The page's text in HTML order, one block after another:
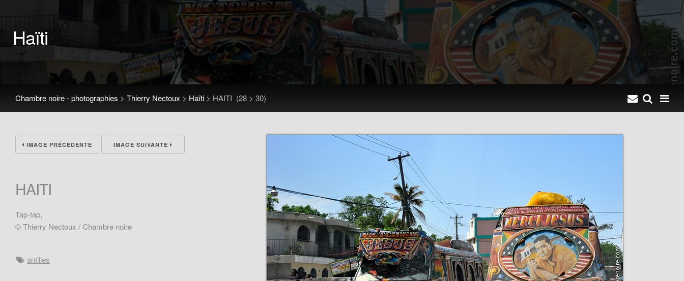
Haïti
Chambre noire - photographies > Thierry Nectoux > Haïti > HAITI (28 > 30)
IMAGE PRÉCÉDENTE IMAGE SUIVANTE
HAITI
Tap-tap,
© Thierry Nectoux / Chambre noire
antilles